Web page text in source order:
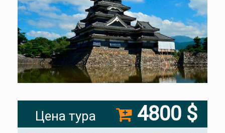
Цена тура 4800 $